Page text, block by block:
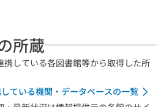
所蔵
携している各図書館等から取得した所
ている機関・データベースの一覧